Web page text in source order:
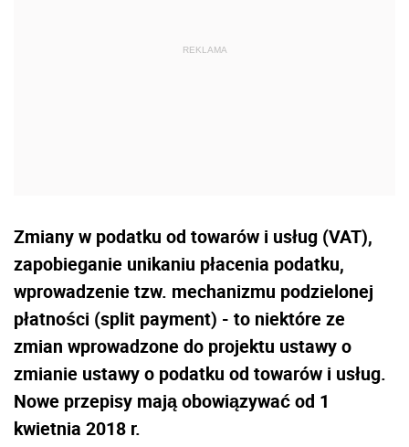
Zmiany w podatku od towarów i usług (VAT),
zapobieganie unikaniu płacenia podatku,
wprowadzenie tzw. mechanizmu podzielonej
płatności (split payment) - to niektóre ze
zmian wprowadzone do projektu ustawy o
zmianie ustawy o podatku od towarów i usług.
Nowe przepisy mają obowiązywać od 1
kwietnia 2018 r.